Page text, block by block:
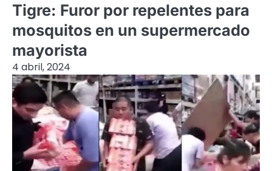
Tigre: Furor por repelentes para
mosquitos en un supermercado
mayorista
4 abril, 2024